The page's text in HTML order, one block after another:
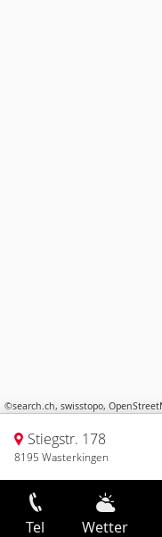
©search.ch, swisstopo,
Stiegstr. 178
8195 Wasterkingen
Tel Wetter